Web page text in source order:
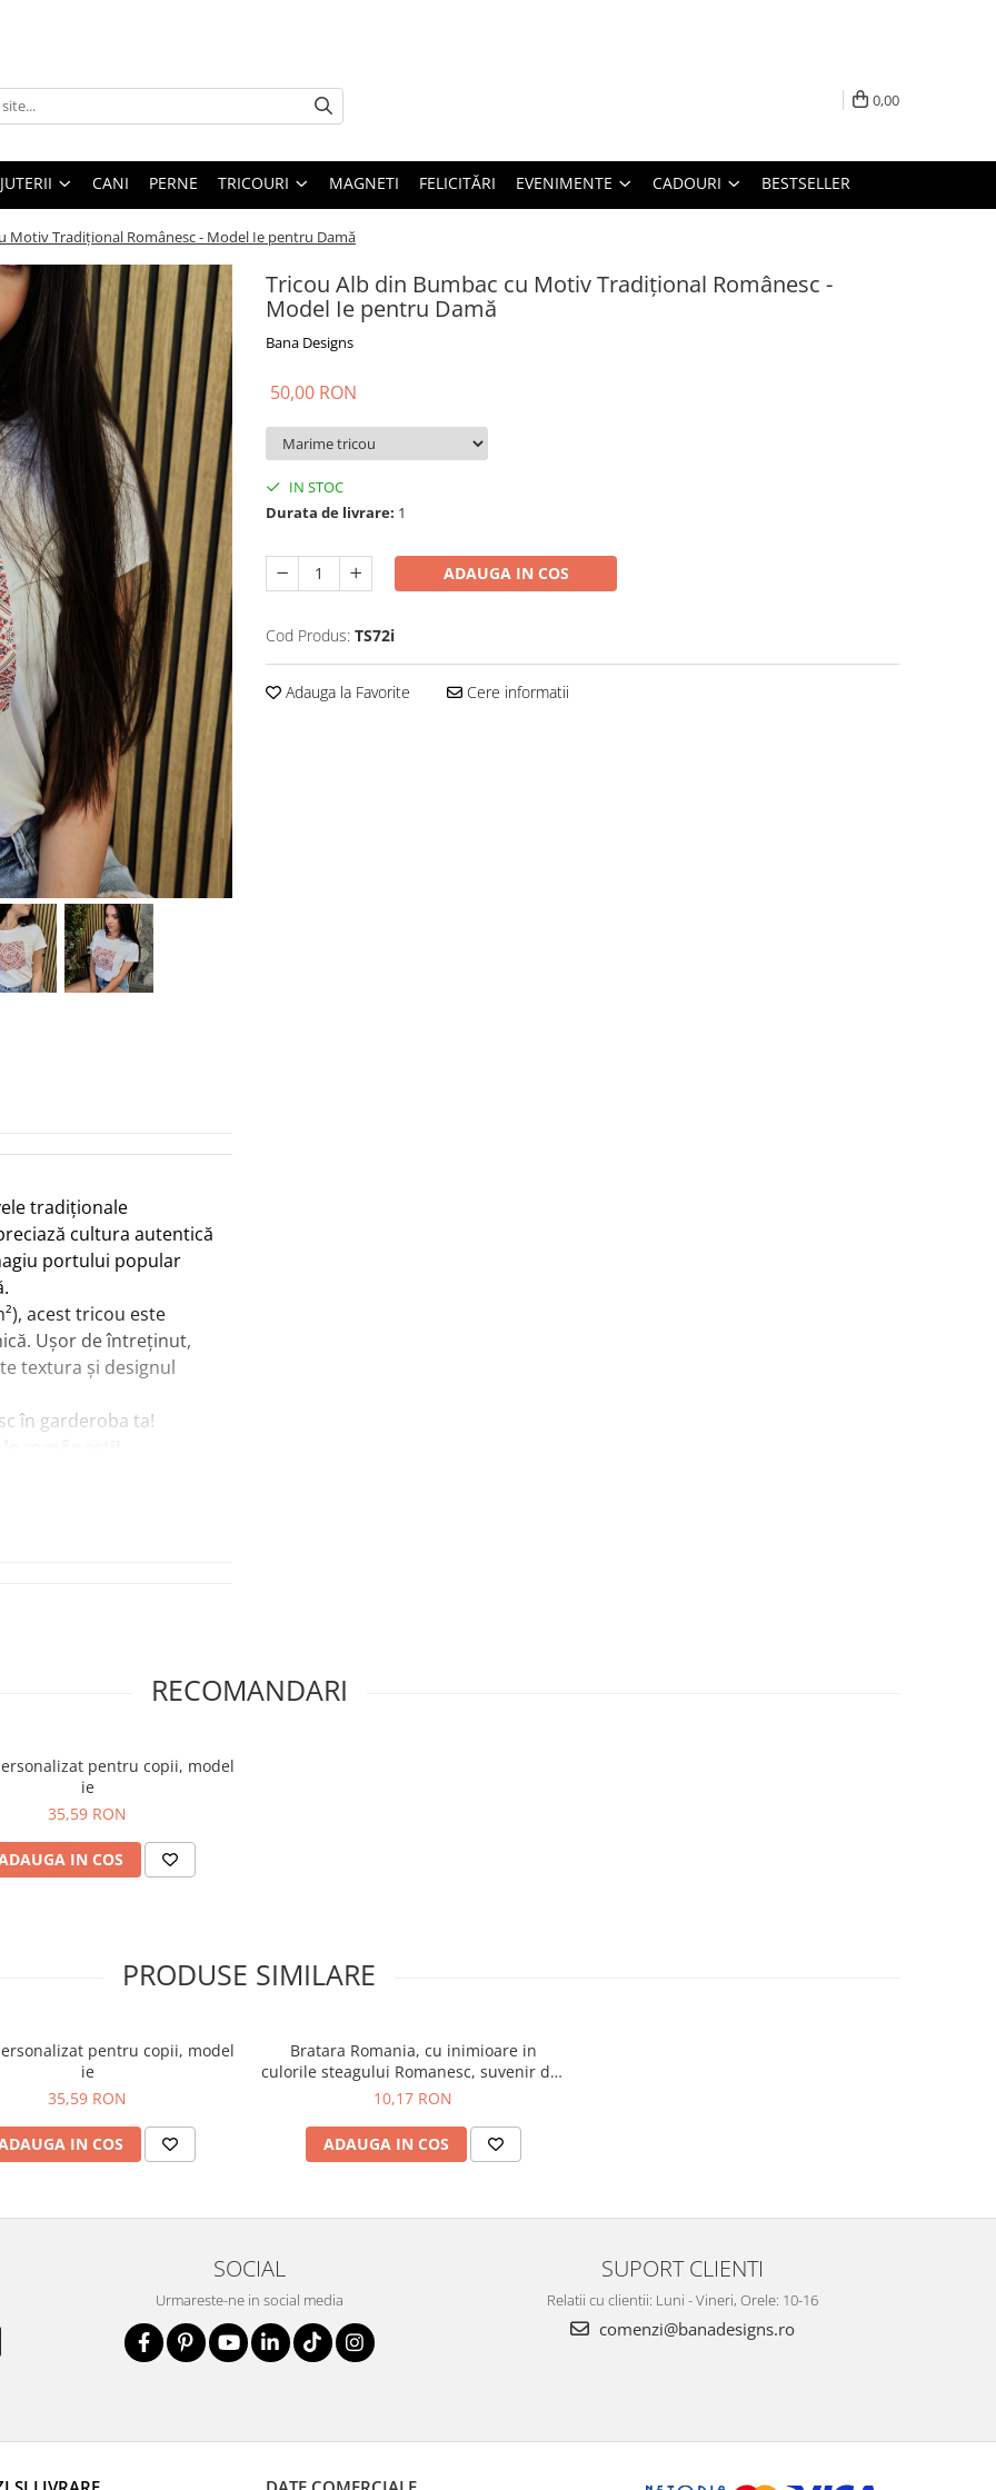
0,00
CANI PERNE TRICOURI MAGNETI FELICITĂRI EVENIMENTE CADOURI BESTSELLER
Motiv Tradițional Românesc - Model Ie pentru Damă
Tricou Alb din Bumbac cu Motiv Tradițional Românesc -
Model Ie pentru Damă
Bana Designs
50,00 RON
IN STOC
Durata de livrare: 1
ADAUGA IN COS
Cod Produs: TS72i
Adauga la Favorite Cere informatii
tradiționale
cultura autentică
portului popular
acest tricou este
Ușor de întreținut,
textura și designul
în garderoba ta!
RECOMANDARI
pentru copii, model
ie
35,59 RON
IN COS
PRODUSE SIMILARE
pentru copii, model
ie
35,59 RON
IN COS
Bratara Romania, cu inimioare in
culorile steagului Romanesc, suvenir din
Romania cu snur ajustabil
10,17 RON
ADAUGA IN COS
SOCIAL
Urmareste-ne in social media
SUPORT CLIENTI
Relatii cu clientii: Luni - Vineri, Orele: 10-16
comenzi@banadesigns.ro